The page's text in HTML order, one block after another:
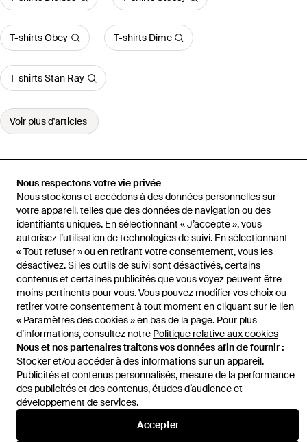
Nous respectons votre vie privée
Nous stockons et accédons à des données personnelles sur
votre appareil, telles que des données de navigation ou des
identifiants uniques. En sélectionnant « J’accepte », vous
autorisez l’utilisation de technologies de suivi. En sélectionnant
« Tout refuser » ou en retirant votre consentement, vous les
désactivez. Si les outils de suivi sont désactivés, certains
contenus et certaines publicités que vous voyez peuvent être
moins pertinents pour vous. Vous pouvez modifier vos choix ou
retirer votre consentement à tout moment en cliquant sur le lien
« Paramètres des cookies » en bas de la page. Pour plus
d’informations, consultez notre Politique relative aux cookies
Nous et nos partenaires traitons vos données afin de fournir :
Stocker et/ou accéder à des informations sur un appareil.
Publicités et contenus personnalisés, mesure de la performance
des publicités et des contenus, études d’audience et
développement de services.
Accepter
T-shirts Obey T-shirts Dime
T-shirts Stan Ray
Voir plus d'articles
Vêtements Carhartt en coloris Blanc
T-shirts Carhartt en coloris Blanc
Accueil T-shirts homme T-shirts Carhartt T-Shirt
Aide et infos